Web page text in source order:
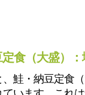
食（大盛）
鮭・納豆定食